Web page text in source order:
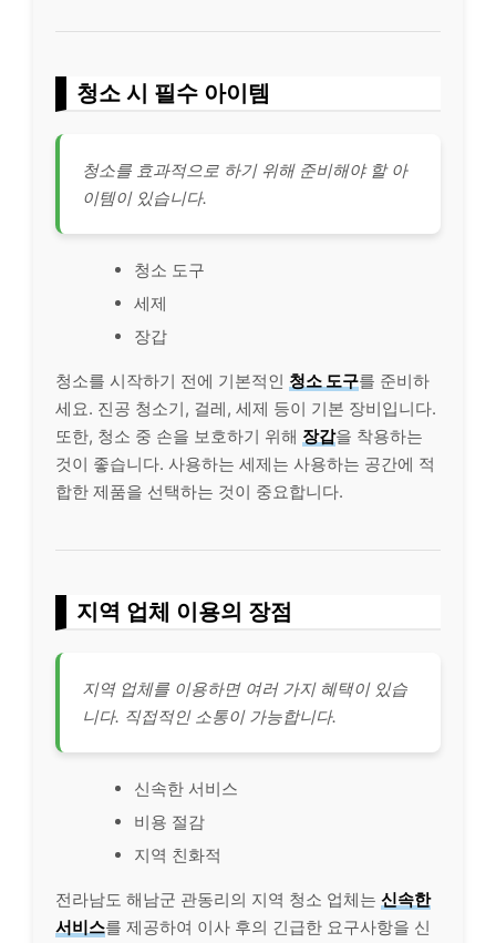
청소 시 필수 아이템
청소를 효과적으로 하기 위해 준비해야 할 아
이템이 있습니다.
청소 도구
세제
장갑
청소를 시작하기 전에 기본적인 청소 도구를 준비하
세요. 진공 청소기, 걸레, 세제 등이 기본 장비입니다.
또한, 청소 중 손을 보호하기 위해 장갑을 착용하는
것이 좋습니다. 사용하는 세제는 사용하는 공간에 적
합한 제품을 선택하는 것이 중요합니다.
지역 업체 이용의 장점
지역 업체를 이용하면 여러 가지 혜택이 있습
니다. 직접적인 소통이 가능합니다.
신속한 서비스
비용 절감
지역 친화적
전라남도 해남군 관동리의 지역 청소 업체는 신속한
서비스를 제공하여 이사 후의 긴급한 요구사항을 신